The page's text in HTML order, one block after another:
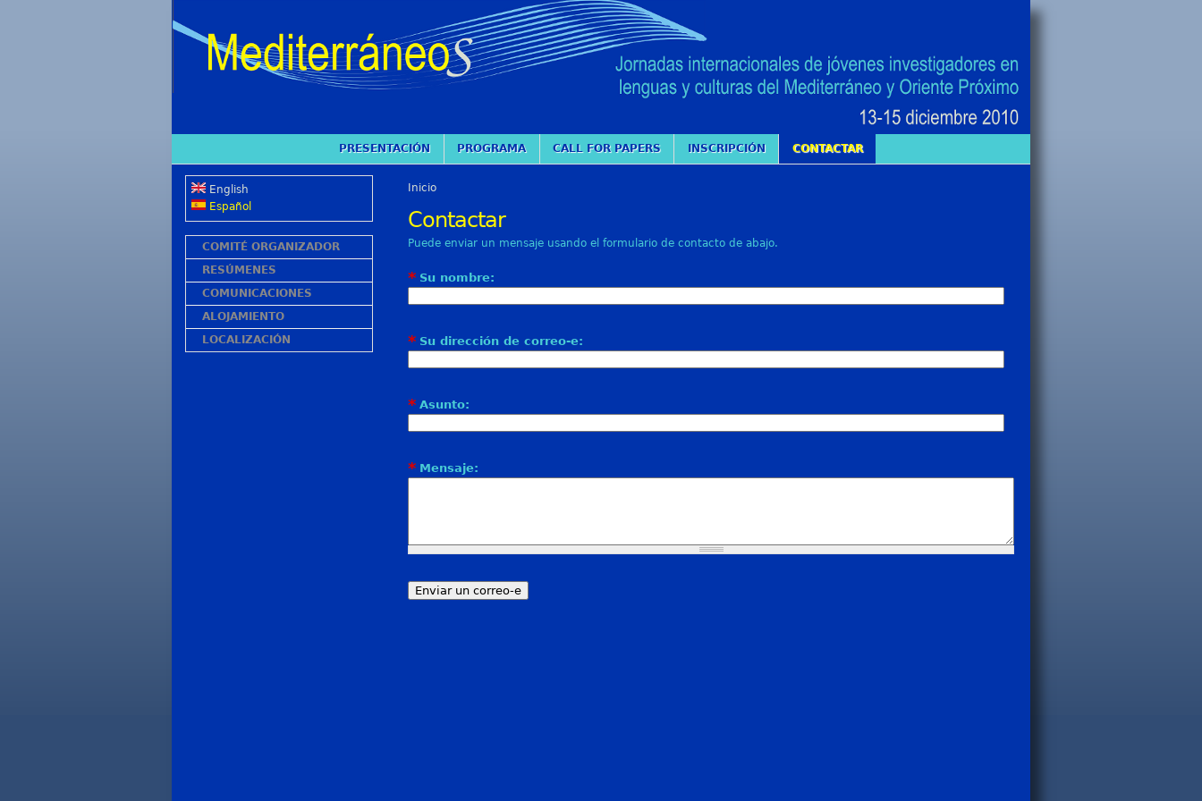
PRESENTACIÓN PROGRAMA CALL FOR PAPERS INSCRIPCIÓN CONTACTAR
English
Español
COMITÉ ORGANIZADOR
RESÚMENES
COMUNICACIONES
ALOJAMIENTO
LOCALIZACIÓN
Inicio
Contactar
Puede enviar un mensaje usando el formulario de contacto de abajo.
Su nombre:
*
Su dirección de correo-e:
*
Asunto:
*
Mensaje:
*